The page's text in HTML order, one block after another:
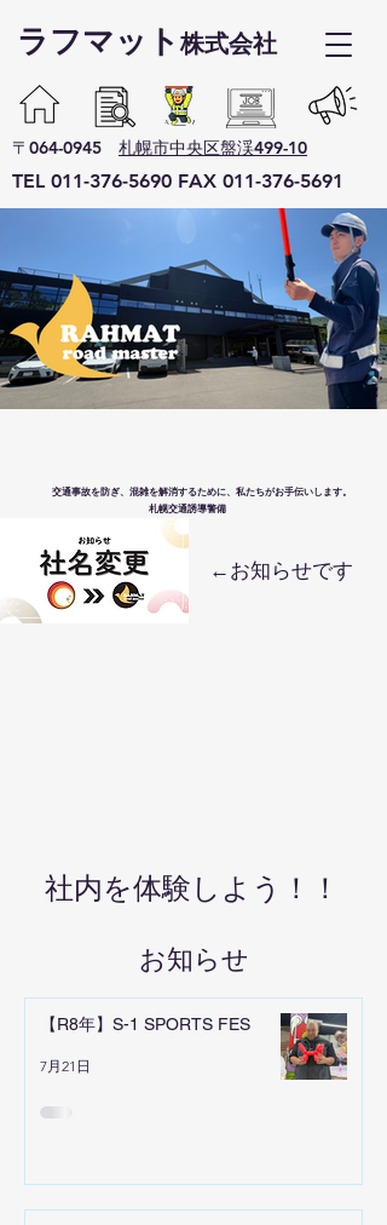
ラフマット​株式会社
〒064-0945 札幌市中央区盤渓499-10
TEL 011-376-5690 FAX 011-376-5691
交通事故を防ぎ、混雑を解消するために、私たちがお手伝いします。
札幌交通誘導警備
​←お知らせです
社内を体験しよう！！
お知らせ
【R8年】S-1 SPORTS FES
7月21日